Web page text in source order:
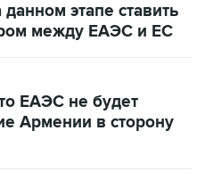
этапе ставить
между ЕАЭС и ЕС
ЕАЭС не будет
Армении в сторону